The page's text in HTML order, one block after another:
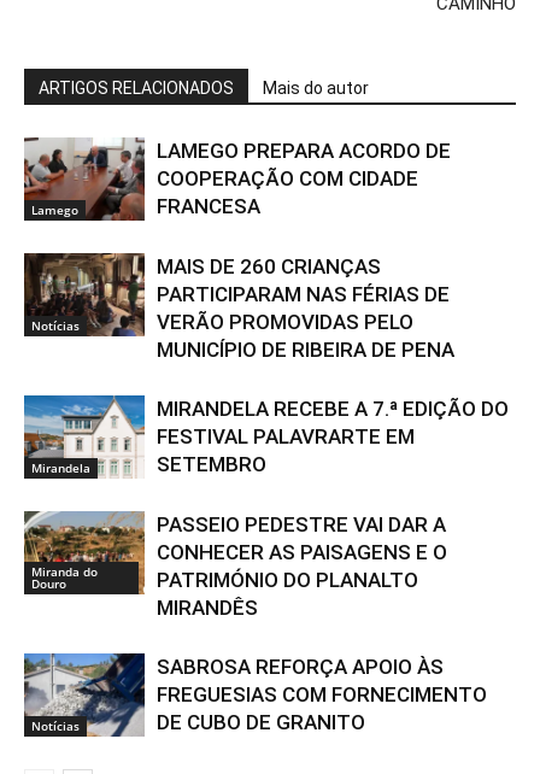
ARTIGOS RELACIONADOS Mais do autor
Lamego
LAMEGO PREPARA ACORDO DE
COOPERAÇÃO COM CIDADE
FRANCESA
Notícias
MAIS DE 260 CRIANÇAS
PARTICIPARAM NAS FÉRIAS DE
VERÃO PROMOVIDAS PELO
MUNICÍPIO DE RIBEIRA DE PENA
Mirandela
MIRANDELA RECEBE A 7.ª EDIÇÃO DO
FESTIVAL PALAVRARTE EM
SETEMBRO
Miranda do
Douro
PASSEIO PEDESTRE VAI DAR A
CONHECER AS PAISAGENS E O
PATRIMÓNIO DO PLANALTO
MIRANDÊS
Notícias
SABROSA REFORÇA APOIO ÀS
FREGUESIAS COM FORNECIMENTO
DE CUBO DE GRANITO